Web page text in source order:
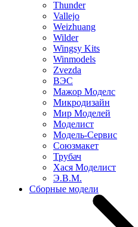
Thunder
Vallejo
Weizhuang
Wilder
Wingsy Kits
Winmodels
Zvezda
ВЭС
Мажор Моделс
Микродизайн
Мир Моделей
Моделист
Модель-Сервис
Союзмакет
Трубач
Хася Моделист
Э.В.М.
Сборные модели